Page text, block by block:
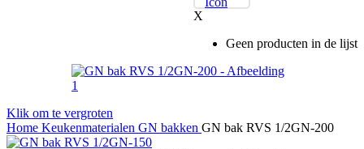
X
Geen producten in de lijst
Klik om te vergroten
Home Keukenmaterialen GN bakken GN bak RVS 1/2GN-200